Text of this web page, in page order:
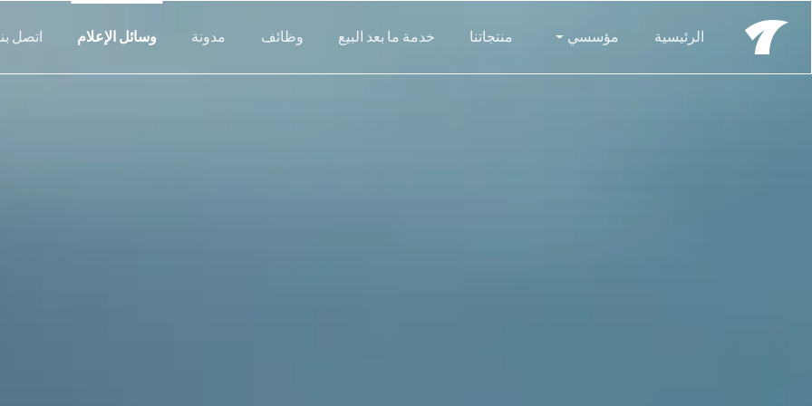
الرئيسية مؤسسي منتجاتنا خدمة ما بعد البيع وظائف مدونة وسائل الإعلام اتصل